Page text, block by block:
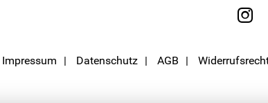
Impressum Datenschutz AGB